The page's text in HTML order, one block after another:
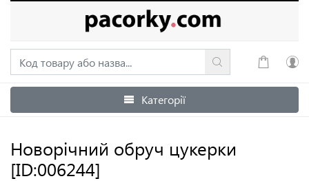
Увійти
Категорії
Новорічний обруч цукерки
[ID:006244]